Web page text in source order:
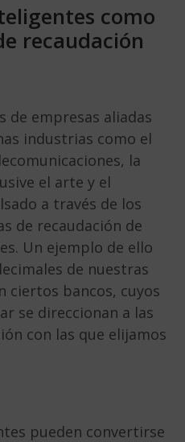
como
recaudación
de empresas aliadas
industrias como el
la
el arte y el
a través de los
de recaudación de
Un ejemplo de ello
de nuestras
ciertos bancos, cuyos
se direccionan a las
con las que elijamos
pueden convertirse